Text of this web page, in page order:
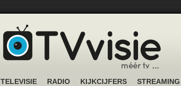
TELEVISIE RADIO KIJKCIJFERS STREAMING